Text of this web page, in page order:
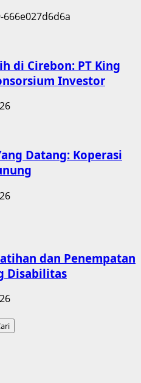
di Cirebon: PT King
Investor
Datang: Koperasi
dan Penempatan
Disabilitas